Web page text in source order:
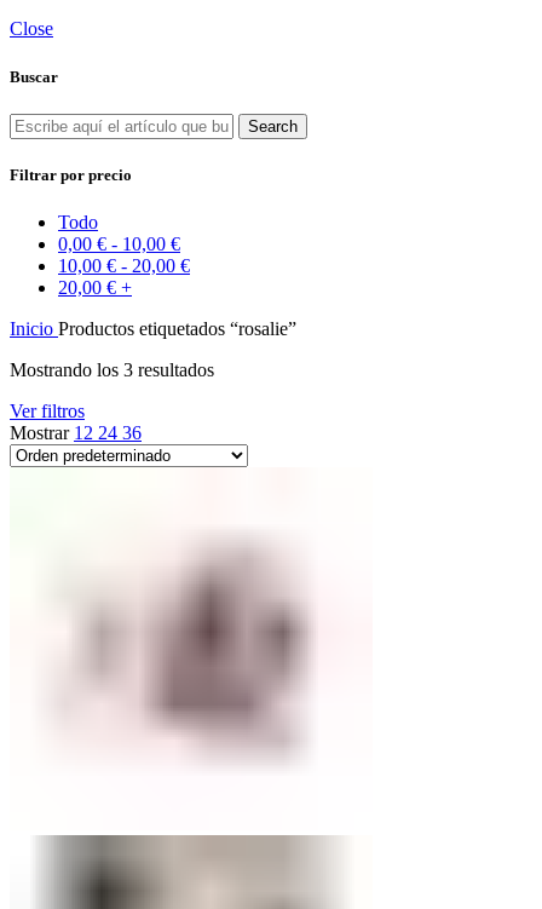
Close
Buscar
Search
Filtrar por precio
Todo
0,00 € - 10,00 €
10,00 € - 20,00 €
20,00 € +
Inicio Productos etiquetados “rosalie”
Mostrando los 3 resultados
Ver filtros
Mostrar 12 24 36